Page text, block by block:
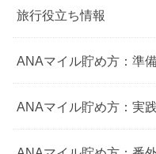
旅行役立ち情報
ANAマイル貯め方：準
ANAマイル貯め方：実